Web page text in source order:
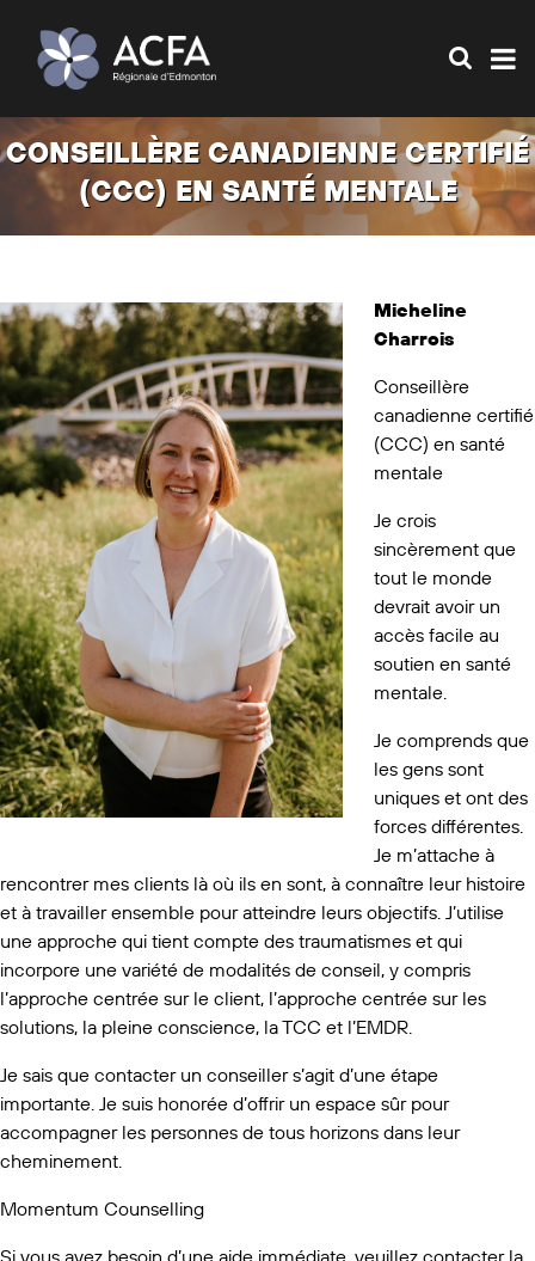
CONSEILLÈRE CANADIENNE CERTIFIÉ
(CCC) EN SANTÉ MENTALE
Micheline
Charrois
Conseillère
canadienne certifié
(CCC) en santé
mentale
Je crois
sincèrement que
tout le monde
devrait avoir un
accès facile au
soutien en santé
mentale.
Je comprends que
les gens sont
uniques et ont des
forces différentes.
Je m’attache à
rencontrer mes clients là où ils en sont, à connaître leur histoire
et à travailler ensemble pour atteindre leurs objectifs. J’utilise
une approche qui tient compte des traumatismes et qui
incorpore une variété de modalités de conseil, y compris
l’approche centrée sur le client, l’approche centrée sur les
solutions, la pleine conscience, la TCC et l’EMDR.
Je sais que contacter un conseiller s’agit d’une étape
importante. Je suis honorée d’offrir un espace sûr pour
accompagner les personnes de tous horizons dans leur
cheminement.
Momentum Counselling
Si vous avez besoin d’une aide immédiate, veuillez contacter la